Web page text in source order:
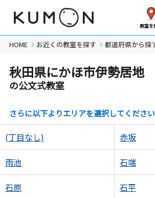
教室を
HOME お近くの教室を探す 都道府県から探
秋田県にかほ市伊勢居地
の公文式教室
さらに以下よりエリアを選択してください
(丁目なし) 赤坂
雨池 石端
石原 石平